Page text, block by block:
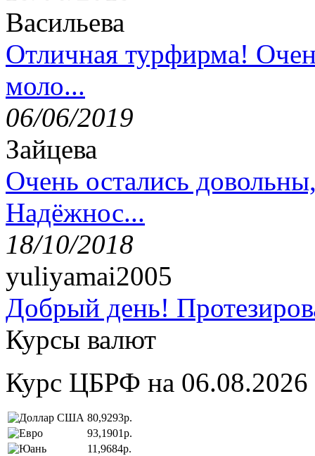
Васильева
Отличная турфирма!
моло...
06/06/2019
Зайцева
Очень остались
Надёжнос...
18/10/2018
yuliyamai2005
Добрый день!
Курсы валют
Курс ЦБРФ на 06.08.2026
80,9293р.
93,1901р.
11,9684р.